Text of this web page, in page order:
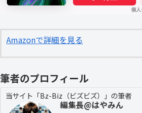
Amazonで詳細を見る
筆者のプロフィール
当サイト「Bz-Biz（ビズビズ）」の筆者
編集長@はやみん